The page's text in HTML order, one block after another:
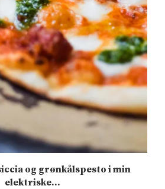
og grønkålspesto i min
elektriske...